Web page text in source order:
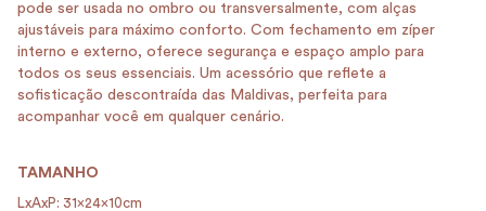
pode ser usada no ombro ou transversalmente, com alças
ajustáveis para máximo conforto. Com fechamento em zíper
interno e externo, oferece segurança e espaço amplo para
todos os seus essenciais. Um acessório que reflete a
sofisticação descontraída das Maldivas, perfeita para
acompanhar você em qualquer cenário.
TAMANHO
LxAxP: 31x24x10cm